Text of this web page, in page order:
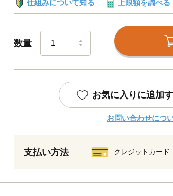
仕組みについて知る 上限額を調べる
数量
お気に入りに追加
お問い合わせにつ
支払い方法 クレジットカード